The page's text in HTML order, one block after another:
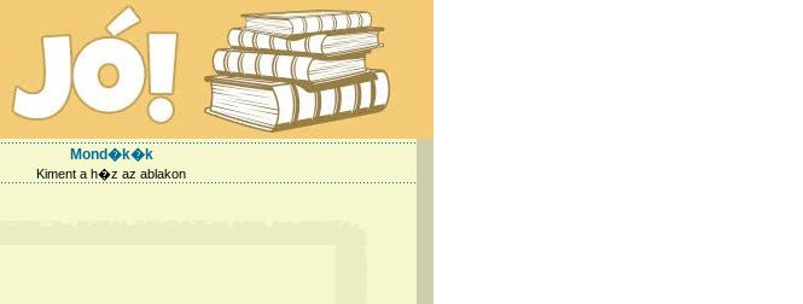
Mond�k�k
Kiment a h�z az ablakon